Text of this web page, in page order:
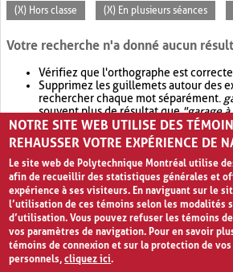
(X) Hors classe (X) En plusieurs séances
Votre recherche n'a donné aucun
Vérifiez que l'orthographe est
Supprimez les guillemets autour des
rechercher chaque mot séparément.
souvent plus de résultat que"garage
Envisagez d'élargir votre recherche
retournera souvent plus de résultat
NOTRE SITE WEB UTILISE DES
REHAUSSER VOTRE EXPÉRIENCE DE
Le site web de Polytechnique Montréal utilise
afin de recueillir des statistiques générales et
expérience à ses visiteurs. En naviguant sur le
l’utilisation de ces témoins selon les modalités
d’utilisation. Vous pouvez refuser les témoins
vos paramètres de navigation. Pour en savoir
témoins de connexion et sur la protection de
personnels,cliquez ici.